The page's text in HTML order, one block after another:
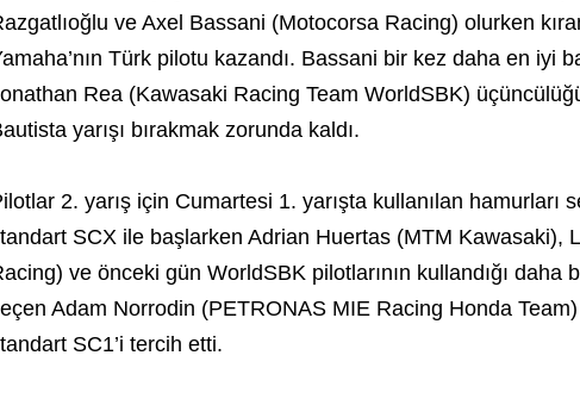
ve Axel Bassani (Motocorsa Racing) olurken
Türk pilotu kazandı. Bassani bir kez daha en iyi
Rea (Kawasaki Racing Team WorldSBK)
yarışı bırakmak zorunda kaldı.
2. yarış için Cumartesi 1. yarışta kullanılan hamurları
SCX ile başlarken Adrian Huertas (MTM Kawasaki),
ve önceki gün WorldSBK pilotlarının kullandığı daha
Adam Norrodin (PETRONAS MIE Racing Honda
SC1’i tercih etti.